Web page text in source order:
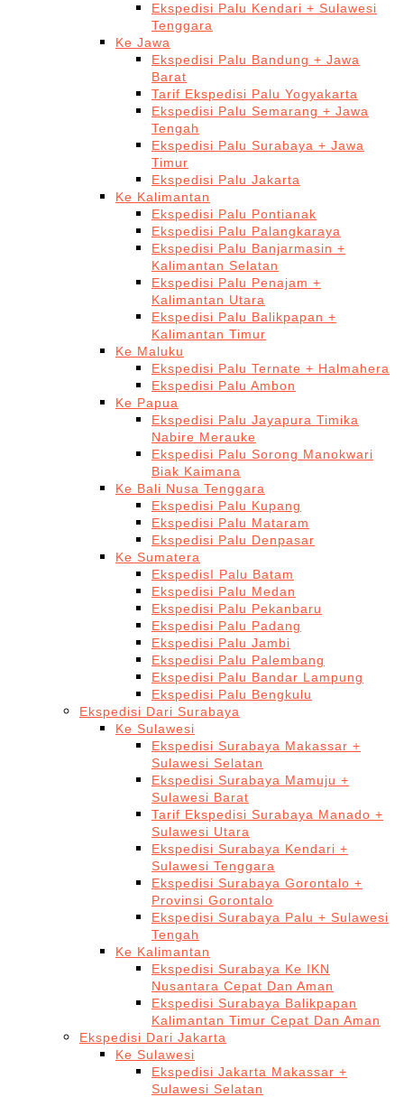
Ekspedisi Palu Kendari + Sulawesi
Tenggara
Ke Jawa
Ekspedisi Palu Bandung + Jawa
Barat
Tarif Ekspedisi Palu Yogyakarta
Ekspedisi Palu Semarang + Jawa
Tengah
Ekspedisi Palu Surabaya + Jawa
Timur
Ekspedisi Palu Jakarta
Ke Kalimantan
Ekspedisi Palu Pontianak
Ekspedisi Palu Palangkaraya
Ekspedisi Palu Banjarmasin +
Kalimantan Selatan
Ekspedisi Palu Penajam +
Kalimantan Utara
Ekspedisi Palu Balikpapan +
Kalimantan Timur
Ke Maluku
Ekspedisi Palu Ternate + Halmahera
Ekspedisi Palu Ambon
Ke Papua
Ekspedisi Palu Jayapura Timika
Nabire Merauke
Ekspedisi Palu Sorong Manokwari
Biak Kaimana
Ke Bali Nusa Tenggara
Ekspedisi Palu Kupang
Ekspedisi Palu Mataram
Ekspedisi Palu Denpasar
Ke Sumatera
EkspedisI Palu Batam
Ekspedisi Palu Medan
Ekspedisi Palu Pekanbaru
Ekspedisi Palu Padang
Ekspedisi Palu Jambi
Ekspedisi Palu Palembang
Ekspedisi Palu Bandar Lampung
Ekspedisi Palu Bengkulu
Ekspedisi Dari Surabaya
Ke Sulawesi
Ekspedisi Surabaya Makassar +
Sulawesi Selatan
Ekspedisi Surabaya Mamuju +
Sulawesi Barat
Tarif Ekspedisi Surabaya Manado +
Sulawesi Utara
Ekspedisi Surabaya Kendari +
Sulawesi Tenggara
Ekspedisi Surabaya Gorontalo +
Provinsi Gorontalo
Ekspedisi Surabaya Palu + Sulawesi
Tengah
Ke Kalimantan
Ekspedisi Surabaya Ke IKN
Nusantara Cepat Dan Aman
Ekspedisi Surabaya Balikpapan
Kalimantan Timur Cepat Dan Aman
Ekspedisi Dari Jakarta
Ke Sulawesi
Ekspedisi Jakarta Makassar +
Sulawesi Selatan